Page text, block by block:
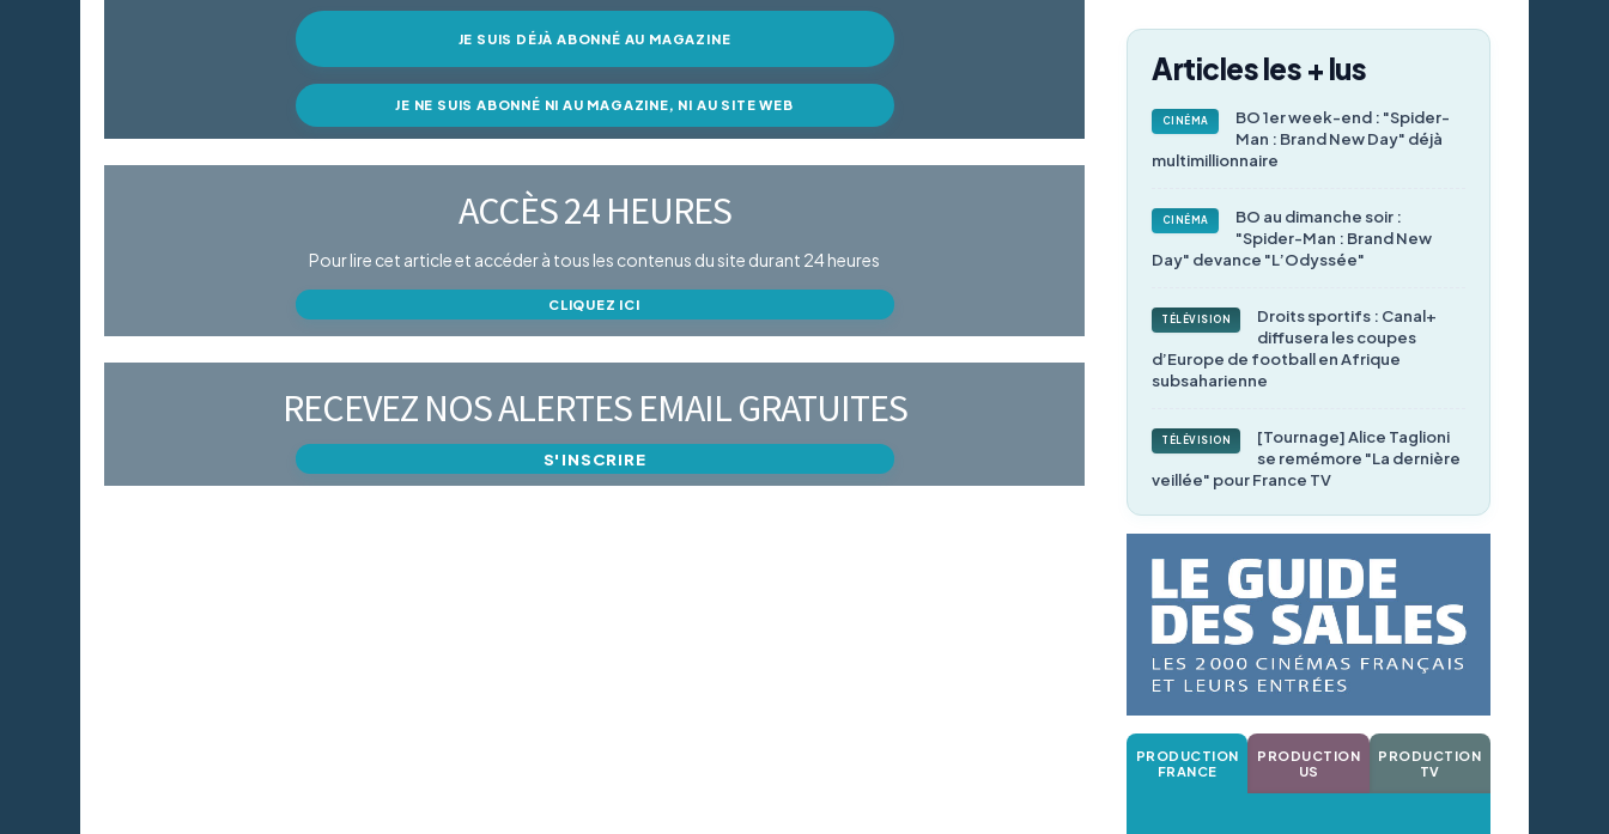
JE SUIS DÉJÀ ABONNÉ AU MAGAZINE
JE NE SUIS ABONNÉ NI AU MAGAZINE, NI AU SITE WEB
ACCÈS 24 HEURES
Pour lire cet article et accéder à tous les contenus du site durant 24 heures
CLIQUEZ ICI
RECEVEZ NOS ALERTES EMAIL GRATUITES
S'INSCRIRE
Articles les + lus
CINÉMA
BO 1er week-end : "Spider-
Man : Brand New Day" déjà
multimillionnaire
CINÉMA
BO au dimanche soir :
"Spider-Man : Brand New
Day" devance "L’Odyssée"
TÉLÉVISION
Droits sportifs : Canal+
diffusera les coupes
d’Europe de football en Afrique
subsaharienne
TÉLÉVISION
[Tournage] Alice Taglioni
se remémore "La dernière
veillée" pour France TV
PRODUCTION
FRANCE
PRODUCTION
US
PRODUCTION
TV